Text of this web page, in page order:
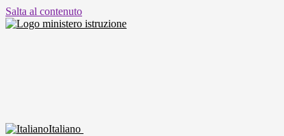
Salta al contenuto
Italiano